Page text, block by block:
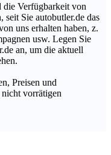
die Verfügbarkeit von
seit Sie autobutler.de das
uns erhalten haben, z.
usw. Legen Sie
an, um die aktuell
Preisen und
vorrätigen